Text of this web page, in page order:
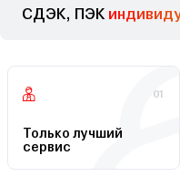
СДЭК, ПЭК
01
Только лучший
сервис